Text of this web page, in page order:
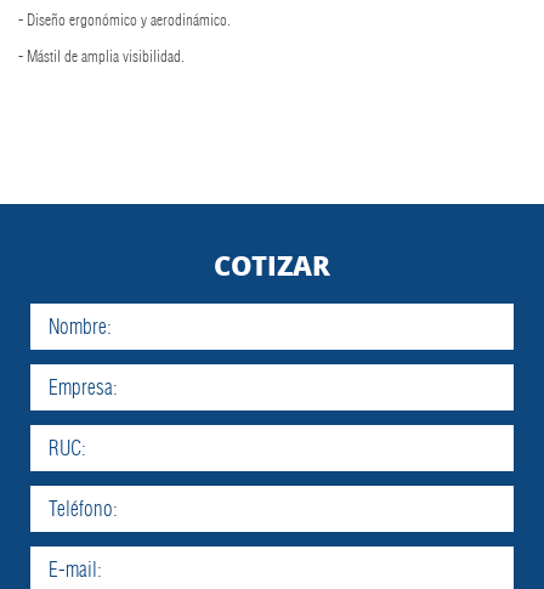
- Diseño ergonómico y aerodinámico.
- Mástil de amplia visibilidad.
COTIZAR